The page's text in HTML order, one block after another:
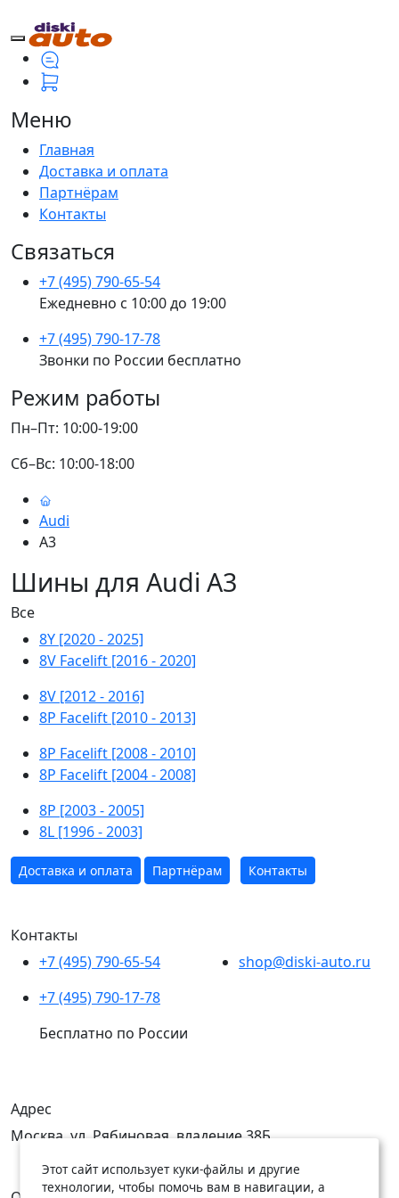
Меню
Главная
Доставка и оплата
Партнёрам
Контакты
Связаться
+7 (495) 790-65-54
Ежедневно с 10:00 до 19:00
+7 (495) 790-17-78
Звонки по России бесплатно
Режим работы
Пн–Пт: 10:00-19:00
Сб–Вс: 10:00-18:00
Audi
A3
Шины для Audi A3
Все
8Y [2020 - 2025]
8V Facelift [2016 - 2020]
8V [2012 - 2016]
8P Facelift [2010 - 2013]
8P Facelift [2008 - 2010]
8P Facelift [2004 - 2008]
8P [2003 - 2005]
8L [1996 - 2003]
Доставка и оплата Партнёрам Контакты
Контакты
+7 (495) 790-65-54
+7 (495) 790-17-78
Бесплатно по России
shop@diski-auto.ru
Адрес
Москва, ул. Рябиновая, владение 38Б
Этот сайт использует куки-файлы и другие
технологии, чтобы помочь вам в навигации, а